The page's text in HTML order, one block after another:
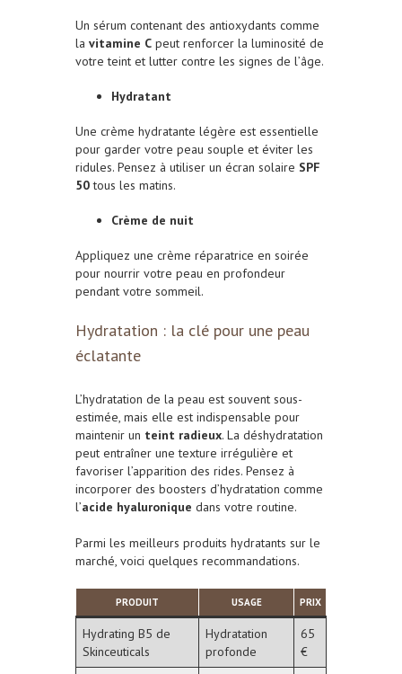
Un sérum contenant des antioxydants comme
la vitamine C peut renforcer la luminosité de
votre teint et lutter contre les signes de l’âge.
Hydratant
Une crème hydratante légère est essentielle
pour garder votre peau souple et éviter les
ridules. Pensez à utiliser un écran solaire SPF
50tous les matins.
Crème de nuit
Appliquez une crème réparatrice en soirée
pour nourrir votre peau en profondeur
pendant votre sommeil.
Hydratation : la clé pour une peau
éclatante
L’hydratation de la peau est souvent sous-
estimée, mais elle est indispensable pour
maintenir un teint radieux. La déshydratation
peut entraîner une texture irrégulière et
favoriser l’apparition des rides. Pensez à
incorporer des boosters d’hydratation comme
l’acide hyaluronique dans votre routine.
Parmi les meilleurs produits hydratants sur le
marché, voici quelques recommandations.
PRODUIT USAGE PRIX
Hydrating B5 de
Skinceuticals
Hydratation
profonde
65
€